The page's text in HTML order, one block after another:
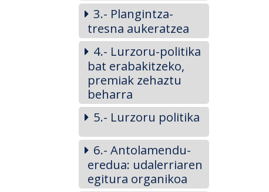
3.- Plangintza-
tresna aukeratzea
4.- Lurzoru-politika
bat erabakitzeko,
premiak zehaztu
beharra
5.- Lurzoru politika
6.- Antolamendu-
eredua: udalerriaren
egitura organikoa